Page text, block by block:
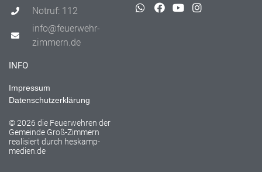
Notruf: 112
info@feuerwehr-
zimmern.de
INFO
Impressum
Datenschutzerklärung
© 2026 die Feuerwehren der
Gemeinde Groß-Zimmern
realisiert durch heskamp-
medien.de